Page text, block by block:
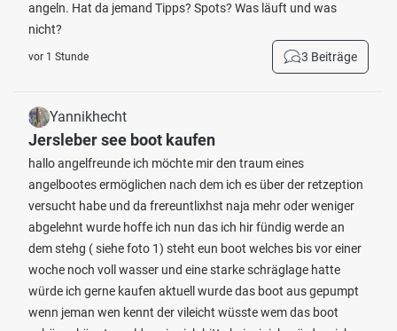
angeln. Hat da jemand Tipps? Spots? Was läuft und was
nicht?
vor 1 Stunde 3 Beiträge
Yannikhecht
Jersleber see boot kaufen
hallo angelfreunde ich möchte mir den traum eines
angelbootes ermöglichen nach dem ich es über der retzeption
versucht habe und da frereuntlixhst naja mehr oder weniger
abgelehnt wurde hoffe ich nun das ich hir fündig werde an
dem stehg ( siehe foto 1) steht eun boot welches bis vor einer
woche noch voll wasser und eine starke schräglage hatte
würde ich gerne kaufen aktuell wurde das boot aus gepumpt
wenn jeman wen kennt der vileicht wüsste wem das boot